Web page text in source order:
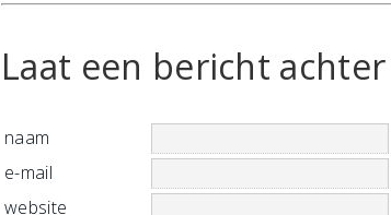
Laat een bericht achter
naam
e-mail
website